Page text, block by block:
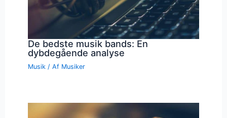
De bedste musik bands: En
dybdegående analyse
Musik / Af Musiker